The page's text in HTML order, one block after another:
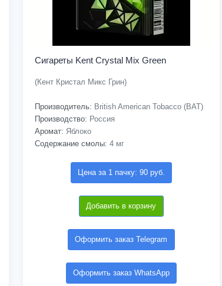
Сигареты Kent Crystal Mix Green
(Кент Кристал Микс Грин)
Производитель: British American Tobacco (BAT)
Производство: Россия
Аромат: Яблоко
Содержание смолы: 4 мг
Цена за 1 пачку: 90 руб.
Добавить в корзину
Оформить заказ Telegram
Оформить заказ WhatsApp